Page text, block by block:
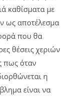
καθίσματα με
ως αποτέλεσμα
που θα
θέσεις χεριών
πως όταν
η
είναι να